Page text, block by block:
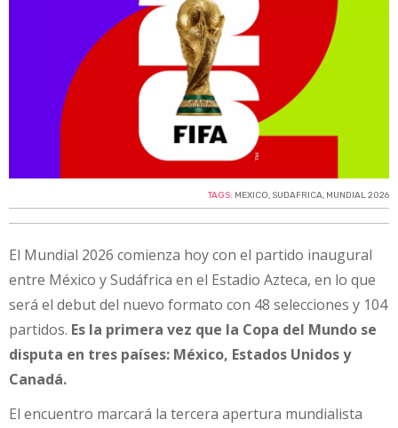
TAGS: MEXICO, SUDAFRICA, MUNDIAL 2026
El Mundial 2026 comienza hoy con el partido inaugural
entre México y Sudáfrica en el Estadio Azteca, en lo que
será el debut del nuevo formato con 48 selecciones y 104
partidos. Es la primera vez que la Copa del Mundo se
disputa en tres países: México, Estados Unidos y
Canadá.
El encuentro marcará la tercera apertura mundialista